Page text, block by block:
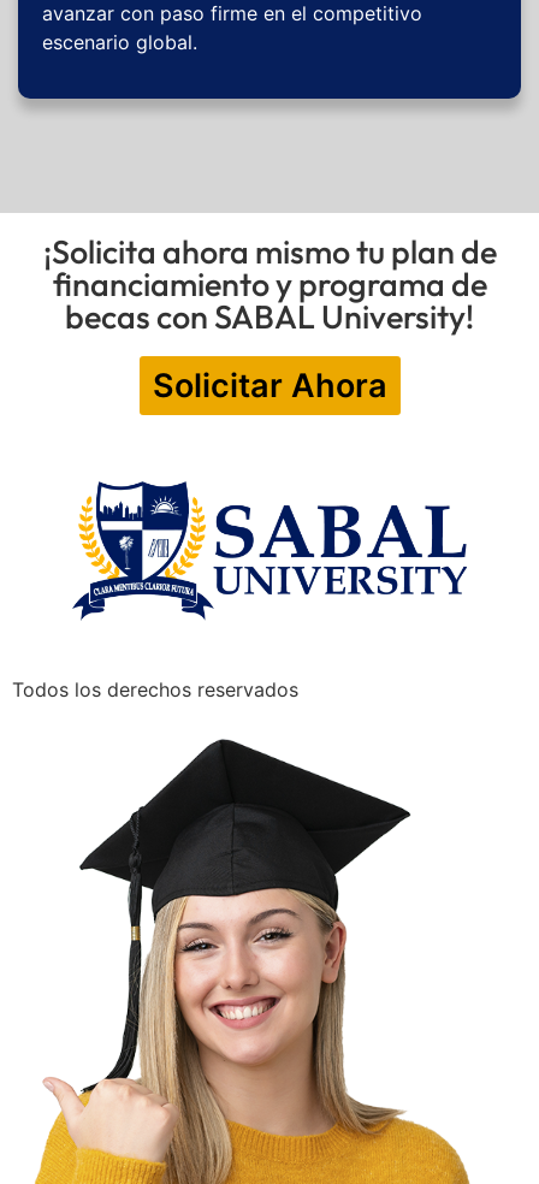
avanzar con paso firme en el competitivo
escenario global.
¡Solicita ahora mismo tu plan de
financiamiento y programa de
becas con SABAL University!
Solicitar Ahora
Todos los derechos reservados